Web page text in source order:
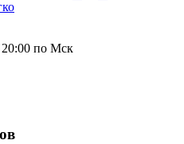
20:00 по Мск